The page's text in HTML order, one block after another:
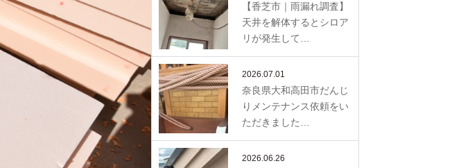
【香芝市｜雨漏れ調査】
天井を解体するとシロア
リが発生して…
2026.07.01
奈良県大和高田市だんじ
りメンテナンス依頼をい
ただきました…
2026.06.26